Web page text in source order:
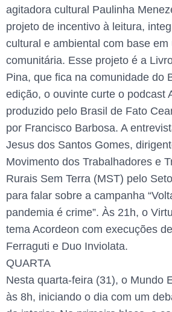
agitadora cultural Paulinha
projeto de incentivo à leitura,
cultural e ambiental com base
comunitária. Esse projeto é a
Pina, que fica na comunidade do
edição, o ouvinte curte o podcast
produzido pelo Brasil de Fato
por Francisco Barbosa. A
Jesus dos Santos Gomes,
Movimento dos Trabalhadores e
Rurais Sem Terra (MST) pelo
para falar sobre a campanha
pandemia é crime”. Às 21h, o
tema Acordeon com execuções
Ferraguti e Duo Inviolata.
QUARTA
Nesta quarta-feira (31), o Mundo
às 8h, iniciando o dia com um